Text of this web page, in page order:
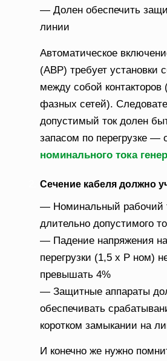
— Долен обеспечить
линии
Автоматическое
(АВР) требует установки
между собой контакторов
фазных сетей).
допустимый ток долен
запасом по перегрузке —
номинального тока
Сечение кабеля должно
— Номинальный рабочий
длительно допустимого
— Падение напряжения
перегрузки (1,5 х Р ном)
превышать 4%
— Защитные аппараты
обеспечивать
коротком замыкании на
И конечно же нужно